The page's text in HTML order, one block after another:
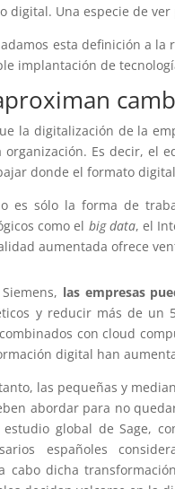
digital. Una especie de ver
esta definición a la
implantación de
la digitalización de la
organización. Es decir, el
donde el formato
es sólo la forma de
como el big data, el
aumentada ofrece
las empresas
y reducir más de un
con cloud
digital han
las pequeñas y
abordar para no
estudio global de
españoles
cabo dicha